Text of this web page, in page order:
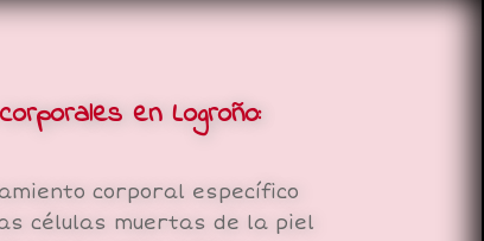
en Logroño:
corporal específico
células muertas de la piel